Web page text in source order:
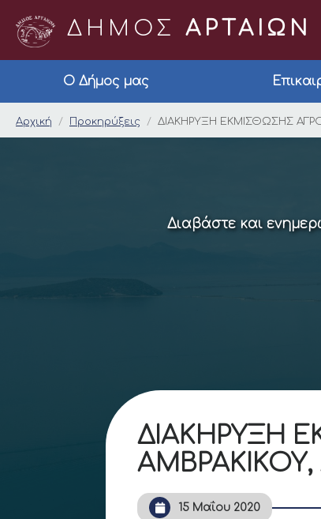
ΔΗΜΟΣ ΑΡΤΑΙΩΝ
Ο Δήμος μας
ΔΙΑΚΗΡΥΞΗ
Αρχική Προκηρύξεις ΔΙΑΚΗΡΥΞΗ ΕΚΜΙΣΘΩΣΗΣ
Διαβάστε και
ΔΙΑΚΗΡΥΞΗ
15 Μαΐου 2020